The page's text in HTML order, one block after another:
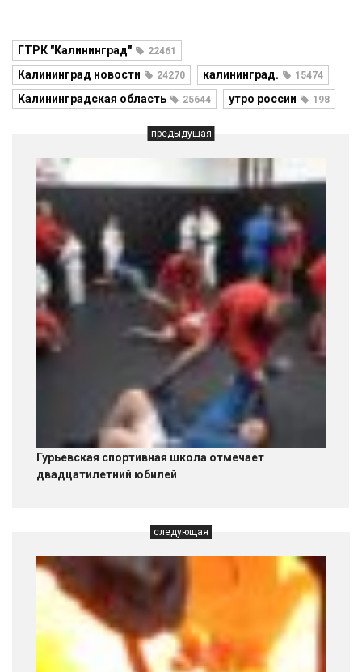
ГТРК "Калининград" 22461
Калининград новости 24270 калининград. 15474
Калининградская область 25644 утро россии 198
предыдущая
Гурьевская спортивная школа отмечает
двадцатилетний юбилей
следующая